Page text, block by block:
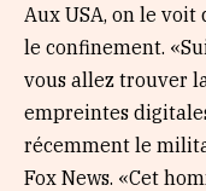
Aux USA, on le
le confinement.
vous allez trouver
empreintes
récemment le
Fox News. «Cet